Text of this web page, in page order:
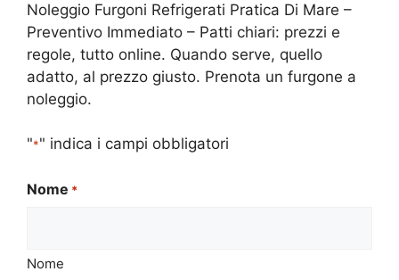
Noleggio Furgoni Refrigerati Pratica Di Mare –
Preventivo Immediato – Patti chiari: prezzi e
regole, tutto online. Quando serve, quello
adatto, al prezzo giusto. Prenota un furgone a
noleggio.
"*" indica i campi obbligatori
Nome *
Nome